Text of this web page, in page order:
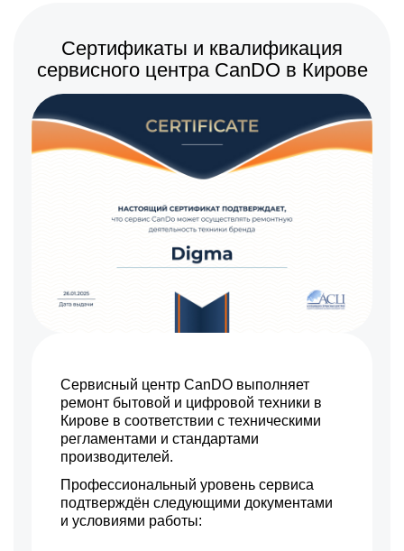
Сертификаты и квалификация
сервисного центра CanDO в Кирове
Сервисный центр CanDO выполняет
ремонт бытовой и цифровой техники в
Кирове в соответствии с техническими
регламентами и стандартами
производителей.
Профессиональный уровень сервиса
подтверждён следующими документами
и условиями работы: